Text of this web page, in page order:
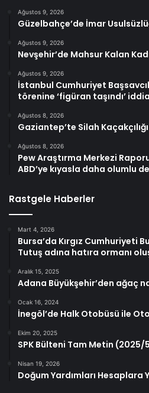
Ağustos 9, 2026
Güzelbahçe’de İmar
Ağustos 9, 2026
Nevşehir’de Mahsur Kalan
Ağustos 9, 2026
İstanbul Cumhuriyet
törenine ‘figüran taşındı’
Ağustos 8, 2026
Gaziantep’te Silah
Ağustos 8, 2026
Pew Araştırma Merkezi
ABD’ye kıyasla daha olumlu
Rastgele Haberler
Mart 4, 2026
Bursa’da Kırgız Cumhuriyeti
Tutuş adına hatıra ormanı
Aralık 15, 2025
Adana Büyükşehir’den ağaç
Ocak 16, 2024
İnegöl’de Halk Otobüsü ile
Ekim 20, 2025
SPK Bülteni Tam Metin (2025/
Nisan 19, 2026
Doğum Yardımları Hesaplara